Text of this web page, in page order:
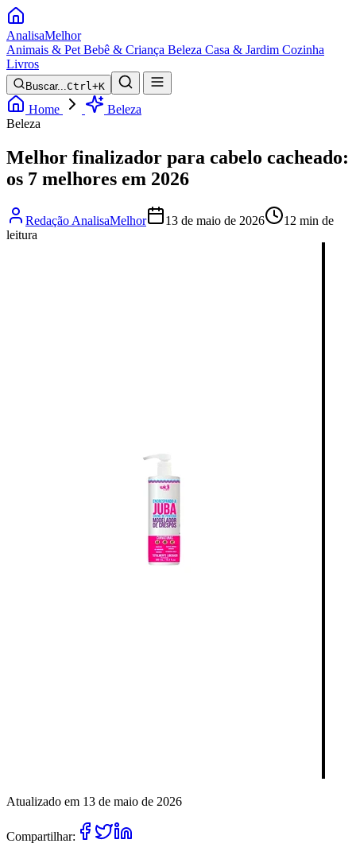
AnalisaMelhor
Animais & Pet Bebê & Criança Beleza Casa & Jardim Cozinha
Livros
Buscar...Ctrl+K
Home
Beleza
Beleza
Melhor finalizador para cabelo cacheado:
os 7 melhores em 2026
Redação AnalisaMelhor 13 de maio de 2026
12 min de
leitura
Atualizado em 13 de maio de 2026
Compartilhar: